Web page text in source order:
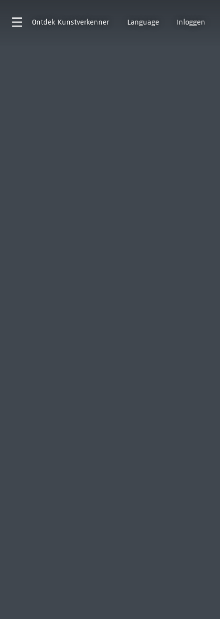
Ontdek Kunstverkenner Language Inloggen